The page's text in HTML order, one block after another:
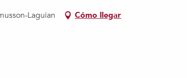
Laguian Cómo llegar